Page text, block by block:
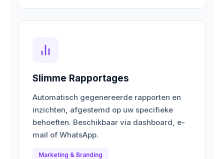
Slimme Rapportages
Automatisch gegenereerde rapporten en
inzichten, afgestemd op uw specifieke
behoeften. Beschikbaar via dashboard, e-
mail of WhatsApp.
Marketing & Branding